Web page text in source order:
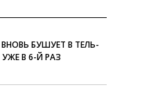
ВНОВЬ БУШУЕТ В ТЕЛЬ-
В 6-Й РАЗ